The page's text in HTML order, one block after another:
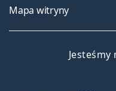
Mapa witryny
Jesteśmy